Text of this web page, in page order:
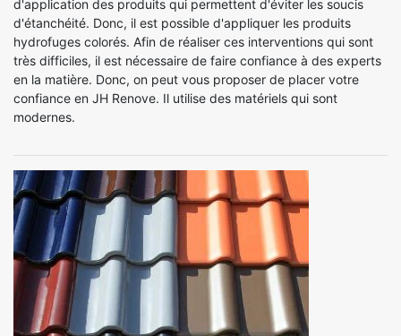
d'application des produits qui permettent d'éviter les soucis
d'étanchéité. Donc, il est possible d'appliquer les produits
hydrofuges colorés. Afin de réaliser ces interventions qui sont
très difficiles, il est nécessaire de faire confiance à des experts
en la matière. Donc, on peut vous proposer de placer votre
confiance en JH Renove. Il utilise des matériels qui sont
modernes.